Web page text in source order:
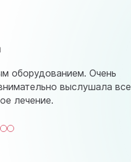
оборудованием. Очень
выслушала все
лечение.